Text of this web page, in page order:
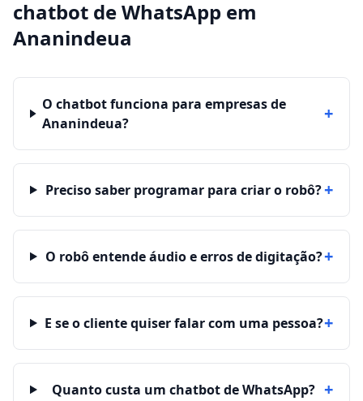
chatbot de WhatsApp em
Ananindeua
O chatbot funciona para empresas de
Ananindeua?
+
Preciso saber programar para criar o robô?+
O robô entende áudio e erros de digitação?+
E se o cliente quiser falar com uma pessoa?+
Quanto custa um chatbot de WhatsApp? +